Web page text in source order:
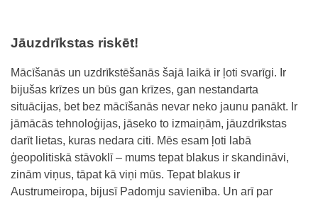
Jāuzdrīkstas riskēt!
Mācīšanās un uzdrīkstēšanās šajā laikā ir ļoti svarīgi. Ir
bijušas krīzes un būs gan krīzes, gan nestandarta
situācijas, bet bez mācīšanās nevar neko jaunu panākt. Ir
jāmācās tehnoloģijas, jāseko to izmaiņām, jāuzdrīkstas
darīt lietas, kuras nedara citi. Mēs esam ļoti labā
ģeopolitiskā stāvoklī – mums tepat blakus ir skandināvi,
zinām viņus, tāpat kā viņi mūs. Tepat blakus ir
Austrumeiropa, bijusī Padomju savienība. Un arī par